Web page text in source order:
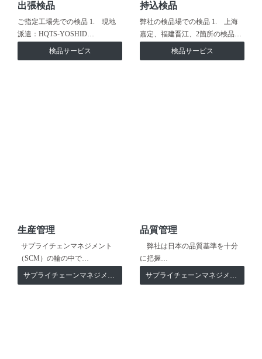
出張検品
ご指定工場先での検品 1. 現地
派遣：HQTS-YOSHID…
検品サービス
持込検品
弊社の検品場での検品 1. 上海
嘉定、福建晋江、2箇所の検品…
検品サービス
生産管理
サプライチェンマネジメント
（SCM）の輪の中で…
サプライチェーンマネジメント
品質管理
弊社は日本の品質基準を十分
に把握…
サプライチェーンマネジメント